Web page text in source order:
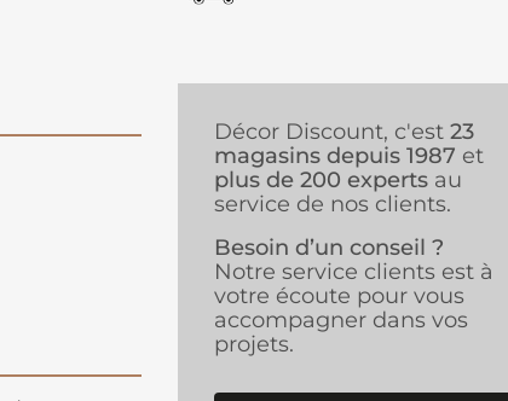
Décor Discount, c'est 23
magasins depuis 1987 et
plus de 200 experts au
service de nos clients.
Besoin d’un conseil ?
Notre service clients est à
votre écoute pour vous
accompagner dans vos
projets.